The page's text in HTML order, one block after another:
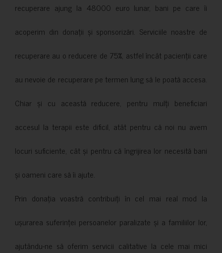
recuperare ajung la 48000 euro lunar, bani pe care îi
acoperim din donații și sponsorizări. Serviciile noastre de
recuperare au o reducere de 75%, astfel încât pacienții care
au nevoie de recuperare pe termen lung să le poată accesa.
Chiar și cu această reducere, pentru mulți beneficiari
accesul la terapii este dificil, atât pentru că noi nu avem
locuri suficiente, cât și pentru că îngrijirea lor necesită bani
și oameni care să îi ajute.
Prin donația voastră contribuiți în cel mai real mod la
ușurarea suferinței persoanelor paralizate și a familiilor lor,
ajutându-ne să oferim servicii calitative la cele mai mici